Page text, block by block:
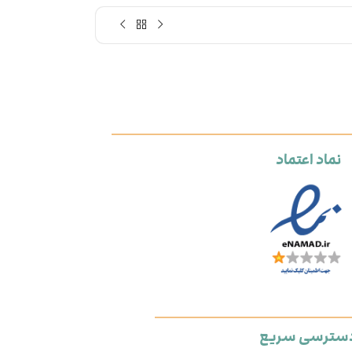
نماد اعتماد
سریع